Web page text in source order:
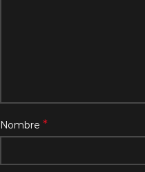
Nombre *